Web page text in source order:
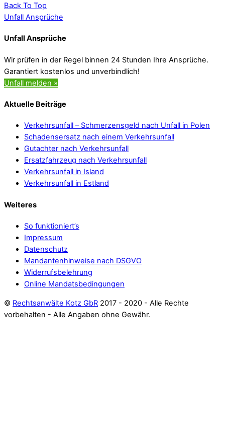
Back To Top
Unfall Ansprüche
Unfall Ansprüche
Wir prüfen in der Regel binnen 24 Stunden Ihre Ansprüche.
Garantiert kostenlos und unverbindlich!
Unfall melden »
Aktuelle Beiträge
Verkehrsunfall – Schmerzensgeld nach Unfall in Polen
Schadensersatz nach einem Verkehrsunfall
Gutachter nach Verkehrsunfall
Ersatzfahrzeug nach Verkehrsunfall
Verkehrsunfall in Island
Verkehrsunfall in Estland
Weiteres
So funktioniert’s
Impressum
Datenschutz
Mandantenhinweise nach DSGVO
Widerrufsbelehrung
Online Mandatsbedingungen
© Rechtsanwälte Kotz GbR 2017 - 2020 - Alle Rechte
vorbehalten - Alle Angaben ohne Gewähr.